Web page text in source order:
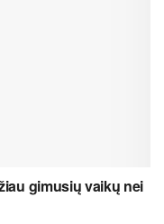
gimusių vaikų nei